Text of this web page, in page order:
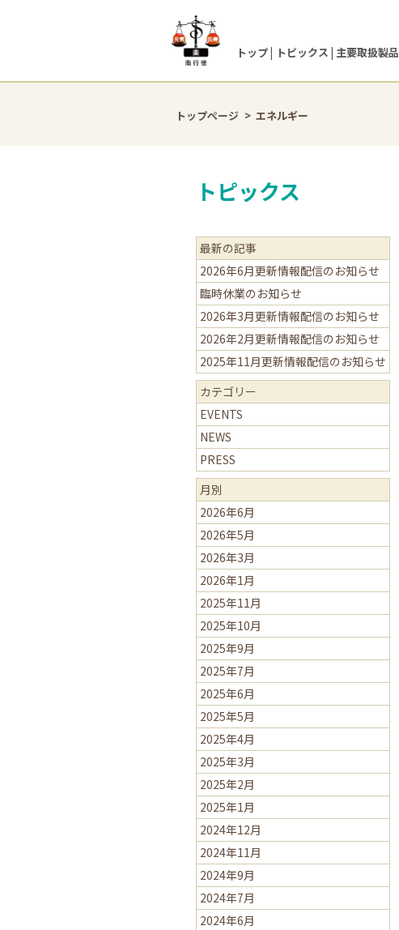
トップ トピックス 主要取扱製品
トップページ エネルギー
トピックス
最新の記事
2026年6月更新情報配信のお知らせ
臨時休業のお知らせ
2026年3月更新情報配信のお知らせ
2026年2月更新情報配信のお知らせ
2025年11月更新情報配信のお知らせ
カテゴリー
EVENTS
NEWS
PRESS
月別
2026年6月
2026年5月
2026年3月
2026年1月
2025年11月
2025年10月
2025年9月
2025年7月
2025年6月
2025年5月
2025年4月
2025年3月
2025年2月
2025年1月
2024年12月
2024年11月
2024年9月
2024年7月
2024年6月